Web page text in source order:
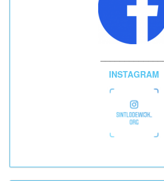
INSTAGRAM